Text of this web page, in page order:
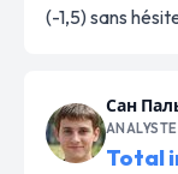
(-1,5) sans
Сан
ANALYSTE
Total